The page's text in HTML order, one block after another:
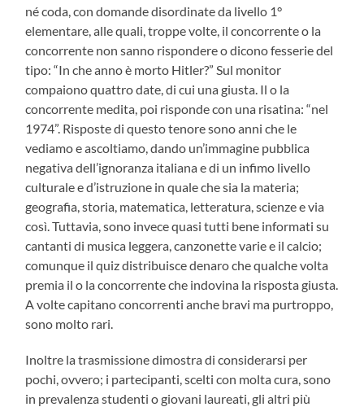
né coda, con domande disordinate da livello 1°
elementare, alle quali, troppe volte, il concorrente o la
concorrente non sanno rispondere o dicono fesserie del
tipo: “In che anno è morto Hitler?” Sul monitor
compaiono quattro date, di cui una giusta. Il o la
concorrente medita, poi risponde con una risatina: “nel
1974”. Risposte di questo tenore sono anni che le
vediamo e ascoltiamo, dando un’immagine pubblica
negativa dell’ignoranza italiana e di un infimo livello
culturale e d’istruzione in quale che sia la materia;
geografia, storia, matematica, letteratura, scienze e via
così. Tuttavia, sono invece quasi tutti bene informati su
cantanti di musica leggera, canzonette varie e il calcio;
comunque il quiz distribuisce denaro che qualche volta
premia il o la concorrente che indovina la risposta giusta.
A volte capitano concorrenti anche bravi ma purtroppo,
sono molto rari.
Inoltre la trasmissione dimostra di considerarsi per
pochi, ovvero; i partecipanti, scelti con molta cura, sono
in prevalenza studenti o giovani laureati, gli altri più